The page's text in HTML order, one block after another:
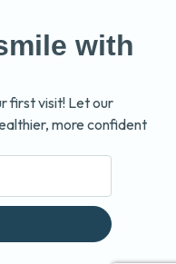
with
first visit! Let our
more confident